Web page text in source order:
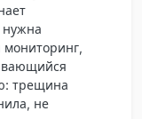
нужна
мониторинг,
трещина
не